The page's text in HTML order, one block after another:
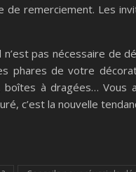
de remerciement. Les
n’est pas nécessaire de
phares de votre
à dragées… Vous
c’est la nouvelle